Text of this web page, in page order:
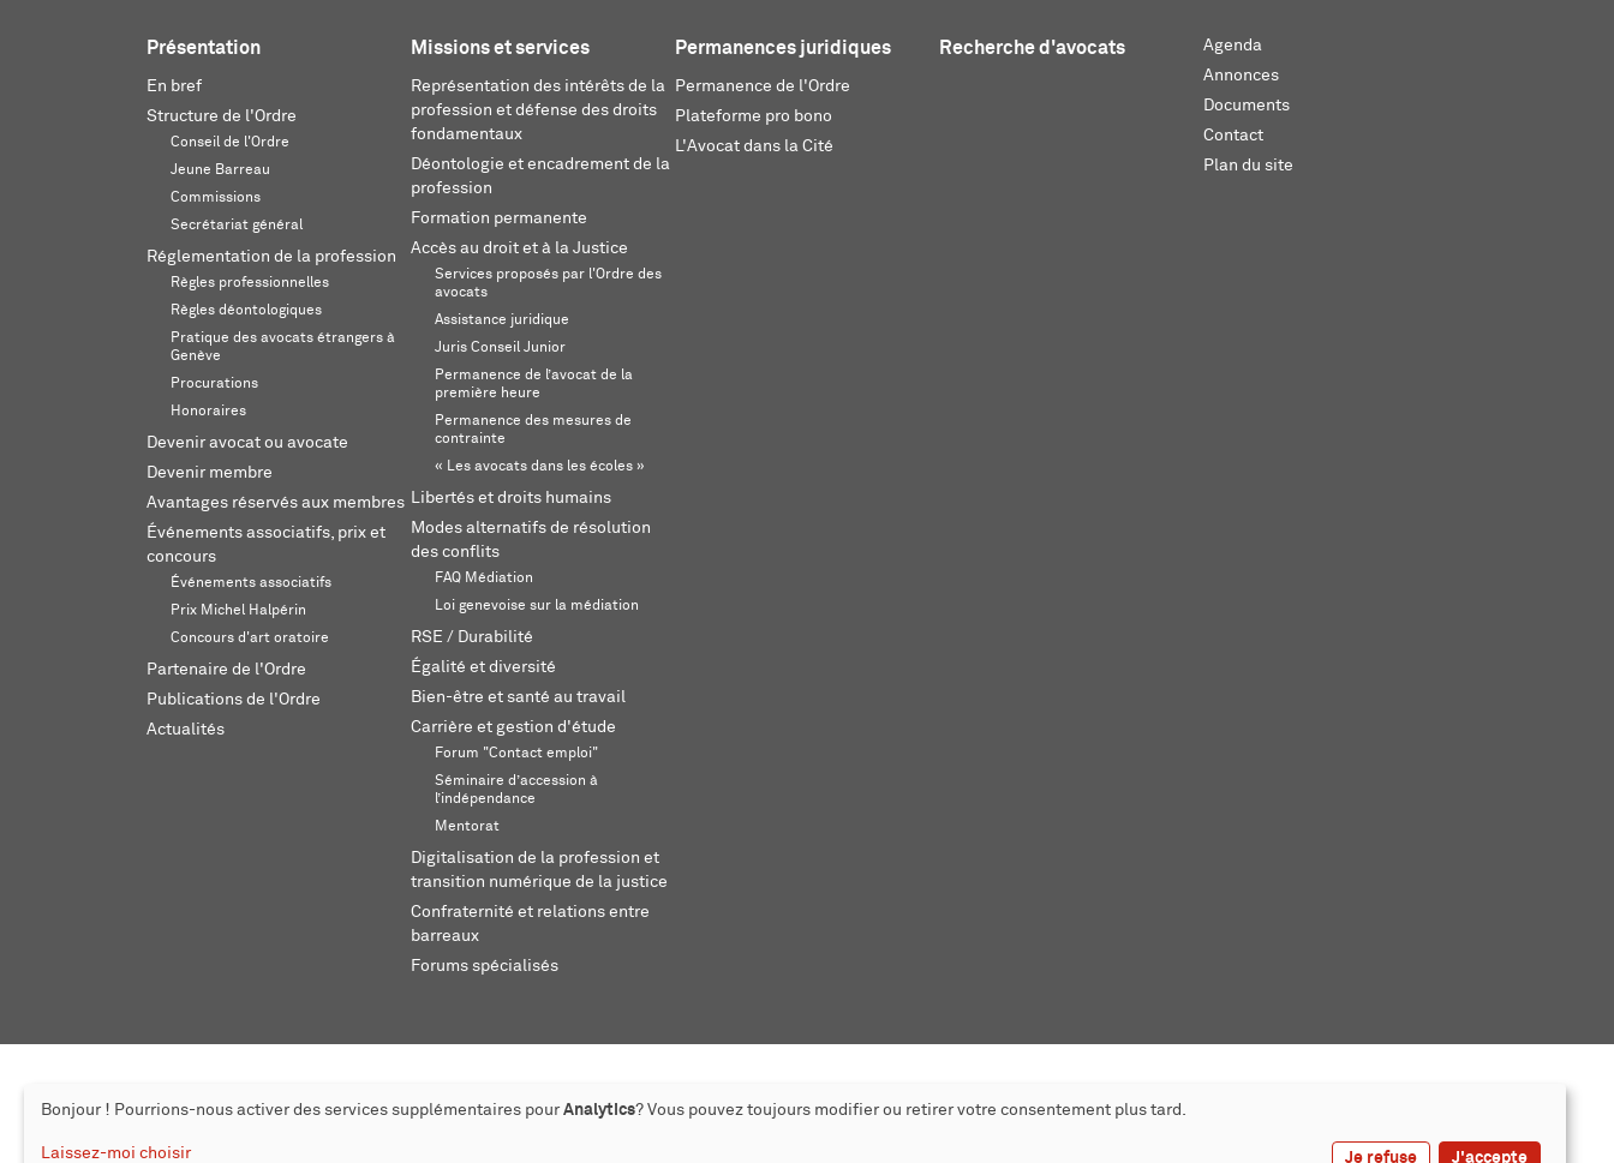
Présentation
En bref
Structure de l'Ordre
Conseil de l'Ordre
Jeune Barreau
Commissions
Secrétariat général
Réglementation de la profession
Règles professionnelles
Règles déontologiques
Pratique des avocats étrangers à
Genève
Procurations
Honoraires
Devenir avocat ou avocate
Devenir membre
Avantages réservés aux membres
Événements associatifs, prix et
concours
Événements associatifs
Prix Michel Halpérin
Concours d'art oratoire
Partenaire de l'Ordre
Publications de l'Ordre
Actualités
Missions et services
Représentation des intérêts de la
profession et défense des droits
fondamentaux
Déontologie et encadrement de la
profession
Formation permanente
Accès au droit et à la Justice
Services proposés par l'Ordre des
avocats
Assistance juridique
Juris Conseil Junior
Permanence de l’avocat de la
première heure
Permanence des mesures de
contrainte
« Les avocats dans les écoles »
Libertés et droits humains
Modes alternatifs de résolution
des conflits
FAQ Médiation
Loi genevoise sur la médiation
RSE / Durabilité
Égalité et diversité
Bien-être et santé au travail
Carrière et gestion d'étude
Forum "Contact emploi"
Séminaire d’accession à
l’indépendance
Mentorat
Digitalisation de la profession et
transition numérique de la justice
Confraternité et relations entre
barreaux
Forums spécialisés
Permanences juridiques
Permanence de l'Ordre
Plateforme pro bono
L'Avocat dans la Cité
Recherche d'avocats
Agenda
Annonces
Documents
Contact
Plan du site
Bonjour ! Pourrions-nous activer des services supplémentaires pour Analytics? Vous pouvez toujours modifier ou retirer votre consentement plus tard.
Laissez-moi choisir Je refuse J'accepte